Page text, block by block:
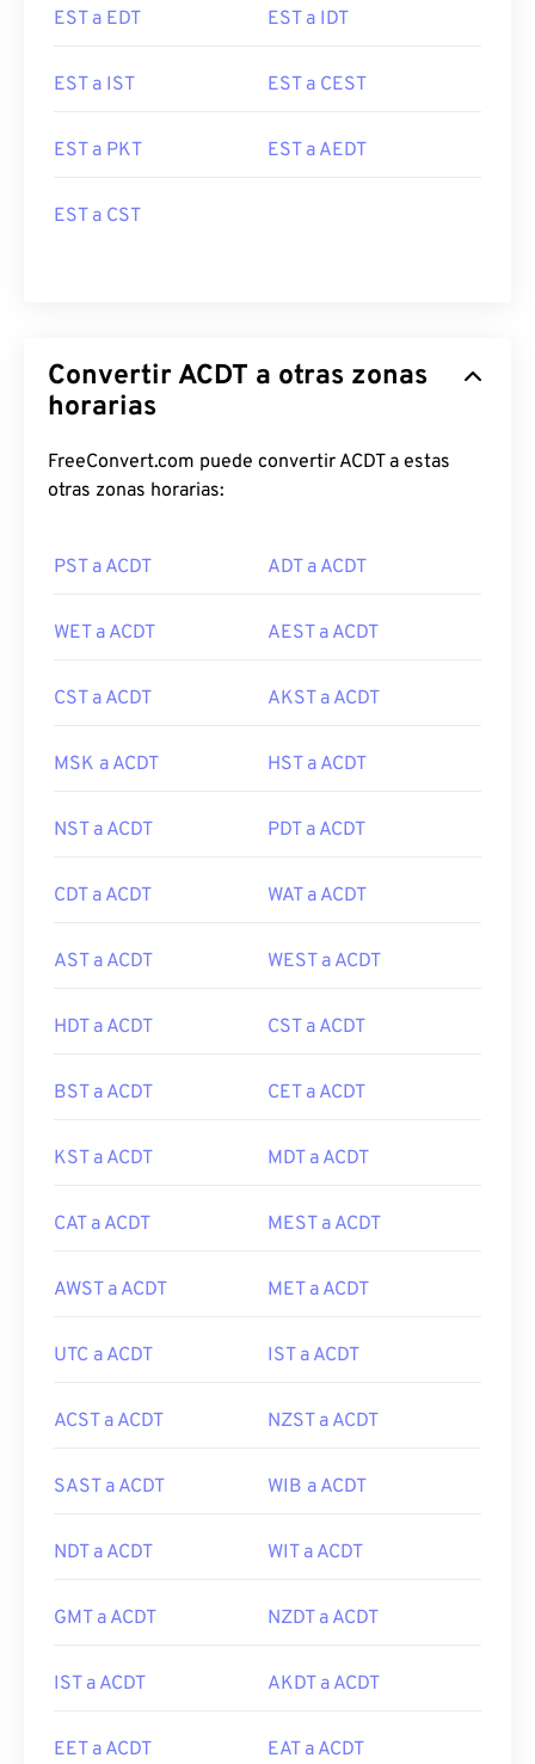
EST a EDT EST a IDT
EST a IST EST a CEST
EST a PKT EST a AEDT
EST a CST
Convertir ACDT a otras zonas
horarias
FreeConvert.com puede convertir ACDT a estas
otras zonas horarias:
PST a ACDT ADT a ACDT
WET a ACDT AEST a ACDT
CST a ACDT AKST a ACDT
MSK a ACDT HST a ACDT
NST a ACDT PDT a ACDT
CDT a ACDT WAT a ACDT
AST a ACDT WEST a ACDT
HDT a ACDT CST a ACDT
BST a ACDT CET a ACDT
KST a ACDT MDT a ACDT
CAT a ACDT MEST a ACDT
AWST a ACDT MET a ACDT
UTC a ACDT IST a ACDT
ACST a ACDT NZST a ACDT
SAST a ACDT WIB a ACDT
NDT a ACDT WIT a ACDT
GMT a ACDT NZDT a ACDT
IST a ACDT AKDT a ACDT
EET a ACDT EAT a ACDT